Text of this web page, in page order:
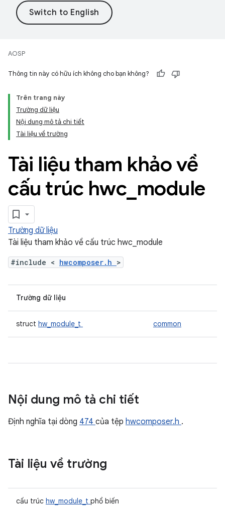
AOSP
Thông tin này có hữu ích không cho bạn không?
Trên trang này
Trường dữ liệu
Nội dung mô tả chi tiết
Tài liệu về trường
Tài liệu tham khảo về
cấu trúc hwc module
Trường dữ liệu
Tài liệu tham khảo về cấu trúc hwc_module
#include < hwcomposer.h >
Trường dữ liệu
struct hw_module_t common
Nội dung mô tả chi tiết
Định nghĩa tại dòng 474 của tệp hwcomposer.h .
Tài liệu về trường
cấu trúc hw_module_t phổ biến